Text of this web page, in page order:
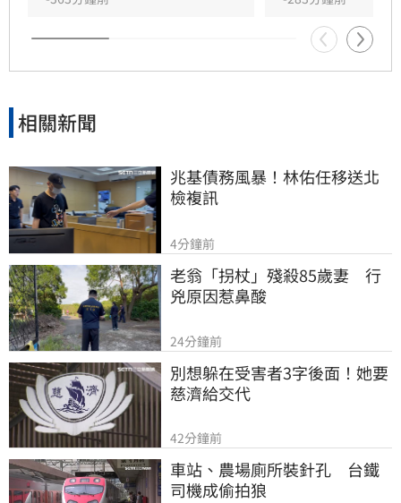
相關新聞
兆基債務風暴！林佑任移送北
檢複訊
4分鐘前
老翁「拐杖」殘殺85歲妻　行
兇原因惹鼻酸
24分鐘前
別想躲在受害者3字後面！她要
慈濟給交代
42分鐘前
車站、農場廁所裝針孔　台鐵
司機成偷拍狼